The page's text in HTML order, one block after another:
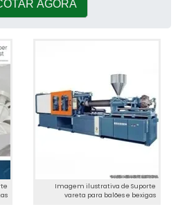
AGORA
Imagem ilustrativa de Suporte
vareta para balões e bexigas